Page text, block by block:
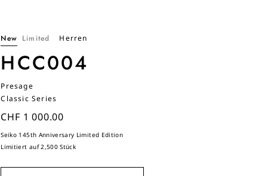
New Limited Herren
HCC004
Presage
Classic Series
CHF 1 000.00
Seiko 145th Anniversary Limited Edition
Limitiert auf 2,500 Stück